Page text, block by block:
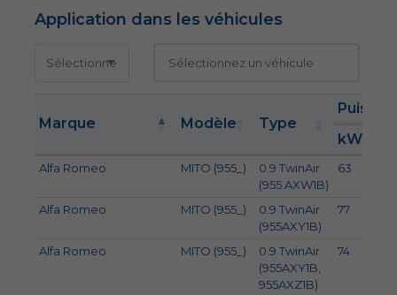
Application dans les véhicules
Marque Modèle Type
kW
Alfa Romeo MITO (955_)
0.9 TwinAir
(955.AXW1B)
63
Alfa Romeo MITO (955_)
0.9 TwinAir
(955AXY1B)
77
Alfa Romeo MITO (955_)
0.9 TwinAir
(955AXY1B,
955AXZ1B)
74